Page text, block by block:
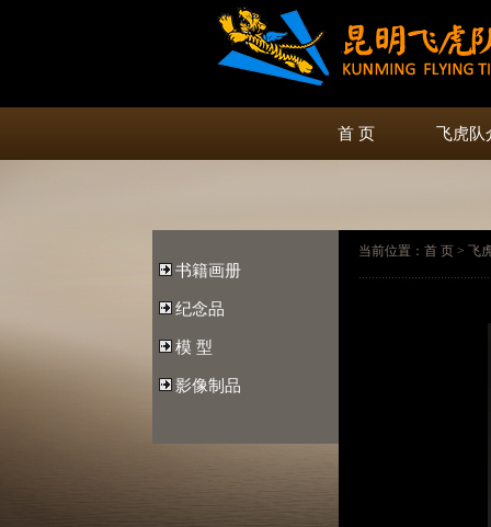
首 页 飞虎队
书籍画册
纪念品
模 型
影像制品
当前位置：首 页 > 飞